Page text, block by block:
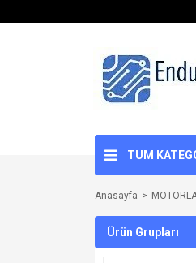
TUM
Anasayfa
Ürün Grupları